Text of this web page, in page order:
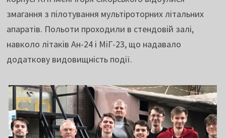
змагання з пілотування мультіроторних літальних
апаратів. Польоти проходили в стендовій залі,
навколо літаків Ан-24 і МіГ-23, що надавало
додаткову видовищність події.